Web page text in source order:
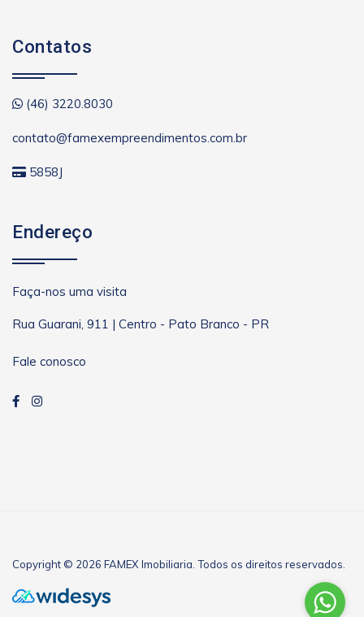
Contatos
(46) 3220.8030
contato@famexempreendimentos.com.br
5858J
Endereço
Faça-nos uma visita
Rua Guarani, 911 | Centro - Pato Branco - PR
Fale conosco
Copyright © 2026 FAMEX Imobiliaria. Todos os direitos reservados.